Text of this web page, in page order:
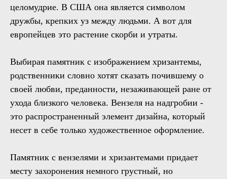
целомудрие. В США она является символом
дружбы, крепких уз между людьми. А вот для
европейцев это растение скорби и утраты.
Выбирая памятник с изображением хризантемы,
родственники словно хотят сказать почившему о
своей любви, преданности, незаживающей ране от
ухода близкого человека. Вензеля на надгробии -
это распространенный элемент дизайна, который
несет в себе только художественное оформление.
Памятник с вензелями и хризантемами придает
месту захоронения немного грустный, но